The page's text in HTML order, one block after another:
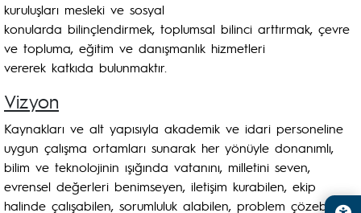
kuruluşları mesleki ve sosyal
konularda bilinçlendirmek, toplumsal bilinci arttırmak, çevre
ve topluma, eğitim ve danışmanlık hizmetleri
vererek katkıda bulunmaktır.
Vizyon
Kaynakları ve alt yapısıyla akademik ve idari personeline
uygun çalışma ortamları sunarak her yönüyle donanımlı,
bilim ve teknolojinin ışığında vatanını, milletini seven,
evrensel değerleri benimseyen, iletişim kurabilen, ekip
halinde çalışabilen, sorumluluk alabilen, problem çözebilen